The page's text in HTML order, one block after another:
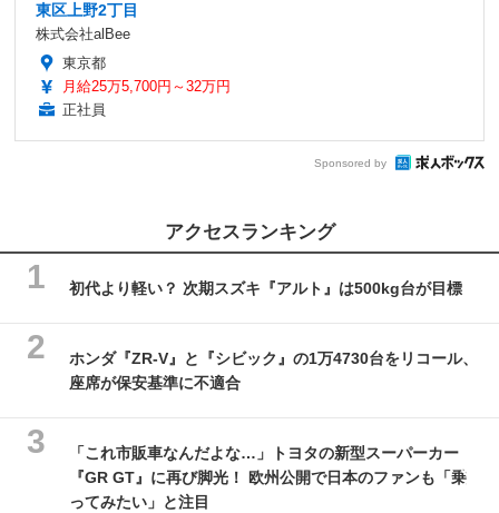
東区上野2丁目
株式会社alBee
東京都
月給25万5,700円～32万円
正社員
Sponsored by
アクセスランキング
初代より軽い？ 次期スズキ『アルト』は500kg台が目標
ホンダ『ZR-V』と『シビック』の1万4730台をリコール、
座席が保安基準に不適合
「これ市販車なんだよな…」トヨタの新型スーパーカー
『GR GT』に再び脚光！ 欧州公開で日本のファンも「乗
ってみたい」と注目